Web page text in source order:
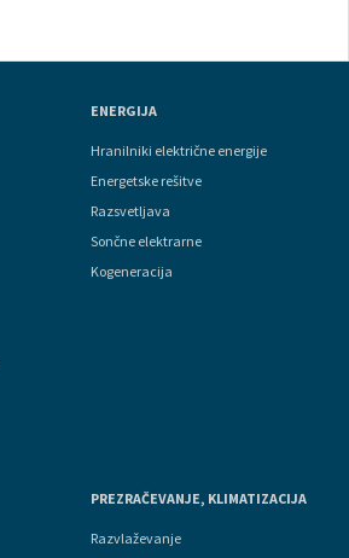
ENERGIJA
Hranilniki električne energije
Energetske rešitve
Razsvetljava
Sončne elektrarne
Kogeneracija
PREZRAČEVANJE, KLIMATIZACIJA
Razvlaževanje